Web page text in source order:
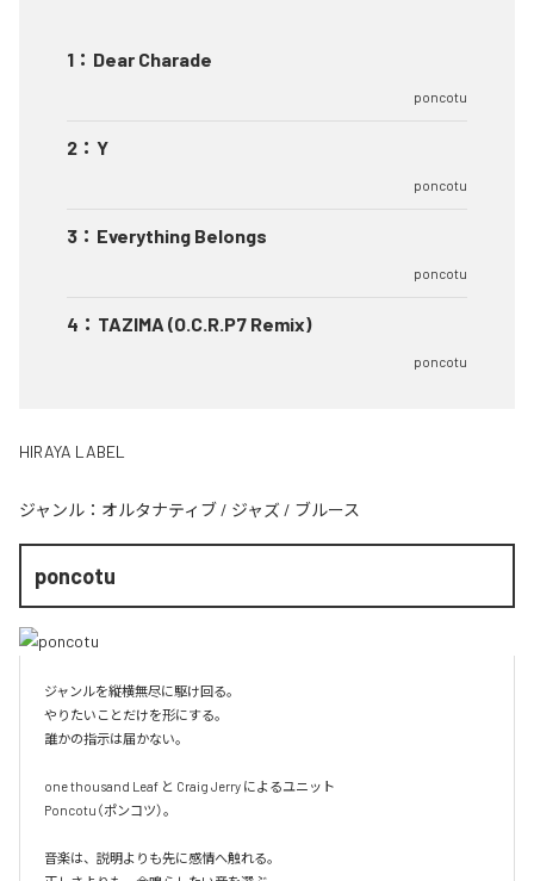
1 ： Dear Charade
poncotu
2 ： Y
poncotu
3 ： Everything Belongs
poncotu
4 ： TAZIMA (O.C.R.P7 Remix)
poncotu
HIRAYA LABEL
ジャンル： オルタナティブ / ジャズ / ブルース
poncotu
ジャンルを縦横無尽に駆け回る。
やりたいことだけを形にする。
誰かの指示は届かない。
one thousand Leaf と Craig Jerry によるユニット
Poncotu（ポンコツ）。
音楽は、説明よりも先に感情へ触れる。